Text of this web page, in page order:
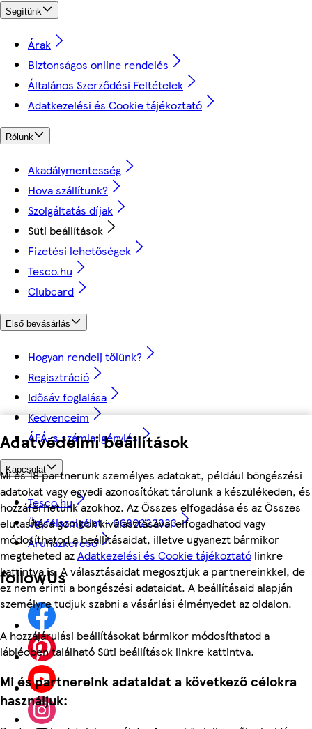
Adatvédelmi beállítások
Mi és 18 partnerünk személyes adatokat, például böngészési
adatokat vagy egyedi azonosítókat tárolunk a készülékeden, és
hozzáférhetünk azokhoz. Az Összes elfogadása és az Összes
elutasítása gombok kiválasztásával elfogadhatod vagy
módosíthatod a beállításaidat, illetve ugyanezt bármikor
megteheted azAdatkezelési és Cookie tájékoztató linkre
kattintva is. A választásaidat megosztjuk a partnereinkkel, de
ez nem érinti a böngészési adataidat. A beállításaid alapján
személyre tudjuk szabni a vásárlási élményedet az oldalon.
A hozzájárulási beállításokat bármikor módosíthatod a
láblécben található Süti beállítások linkre kattintva.
Mi és partnereink adataidat a következő célokra
használjuk:
Segítünk
Árak
Biztonságos online rendelés
Általános Szerződési Feltételek
Adatkezelési és Cookie tájékoztató
Rólunk
Akadálymentesség
Hova szállítunk?
Szolgáltatás díjak
Süti beállítások
Fizetési lehetőségek
Tesco.hu
Clubcard
Első bevásárlás
Hogyan rendelj tőlünk?
Regisztráció
Idősáv foglalása
Kedvenceim
ÁFÁ-s számla igénylés
Kapcsolat
Tesco.hu
Ügyfélszolgálat - 0680222333
Áruházkereső
followUs